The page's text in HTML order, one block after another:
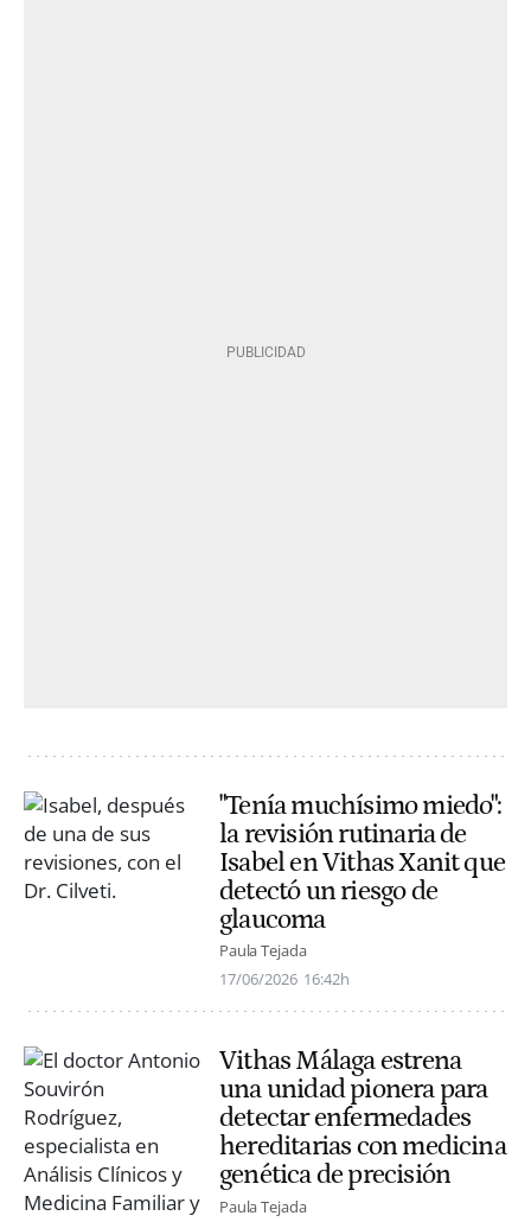
"Tenía muchísimo miedo":
la revisión rutinaria de
Isabel en Vithas Xanit que
detectó un riesgo de
glaucoma
Paula Tejada
17/06/2026 16:42h
Vithas Málaga estrena
una unidad pionera para
detectar enfermedades
hereditarias con medicina
genética de precisión
Paula Tejada